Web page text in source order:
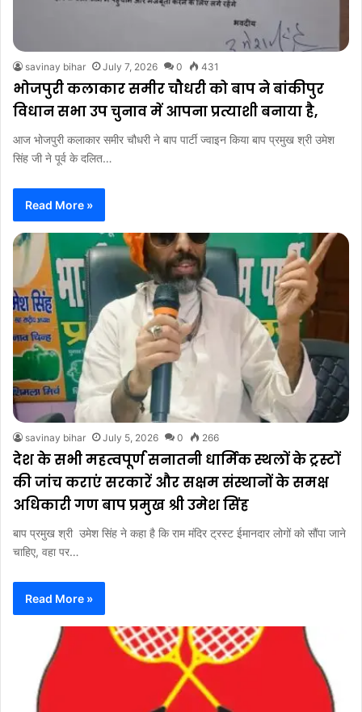
savinay bihar July 7, 2026 0 431
भोजपुरी कलाकार समीर चौधरी को बाप ने बांकीपुर
विधान सभा उप चुनाव में आपना प्रत्याशी बनाया है,
आज भोजपुरी कलाकार समीर चौधरी ने बाप पार्टी ज्वाइन किया बाप प्रमुख श्री उमेश
सिंह जी ने पूर्व के दलित…
Read More »
savinay bihar July 5, 2026 0 266
देश के सभी महत्वपूर्ण सनातनी धार्मिक स्थलों के ट्रस्टों
की जांच कराएं सरकारें और सक्षम संस्थानों के समक्ष
अधिकारी गण बाप प्रमुख श्री उमेश सिंह
बाप प्रमुख श्री उमेश सिंह ने कहा है कि राम मंदिर ट्रस्ट ईमानदार लोगों को सौंपा जाने
चाहिए, वहा पर…
Read More »